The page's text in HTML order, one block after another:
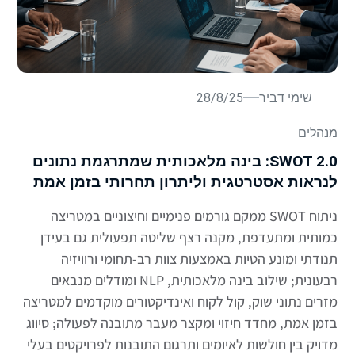
שימי דביר 28/8/25
מנהלים
SWOT 2.0: בינה מלאכותית שמתרגמת נתונים
לנראות אסטרטגית וליתרון תחרותי בזמן אמת
ניתוח SWOT ממקם גורמים פנימיים וחיצוניים במטריצה
כמותית ומתעדפת, מקנה רצף שליטה תפעולית גם בעידן
תנודתי ומונע הטיות באמצעות צוות רב-תחומי ורוויזיה
רבעונית; שילוב בינה מלאכותית, NLP ומודלים מנבאים
מזרים נתוני שוק, קול לקוח ואינדיקטורים מוקדמים למטריצה
בזמן אמת, מחדד חיזוי ומקצר מעבר מתובנה לפעולה; סיווג
מדויק בין חולשות לאיומים ותרגום התובנות לפרויקטים בעלי